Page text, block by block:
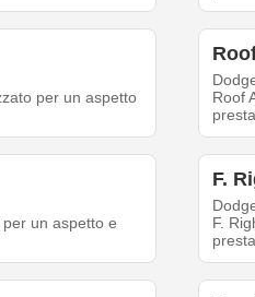
per un aspetto
Roof
un aspetto e
F.
F.